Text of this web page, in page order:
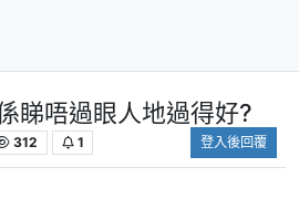
睇唔過眼人地過得好?
312 1 登入後回覆